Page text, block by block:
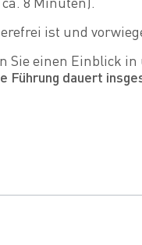
ist und
einen Einblick
Führung dauert